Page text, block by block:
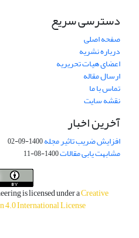
دسترسی سریع
صفحه اصلی
درباره نشریه
اعضای هیات تحریریه
ارسال مقاله
تماس با ما
نقشه سایت
آخرین اخبار
افزایش ضریب تاثیر مجله1400-09-02
مشابهت یابی مقالات1400-08-11
is licensed under aCreative
International License